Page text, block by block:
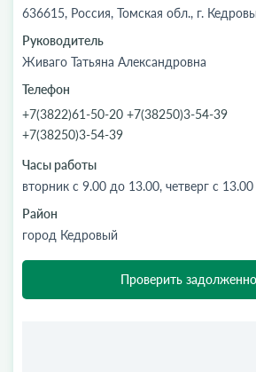
636615, Россия, Томская обл., г.
Руководитель
Живаго Татьяна Александровна
Телефон
+7(3822)61-50-20 +7(38250)3-54-39
+7(38250)3-54-39
Часы работы
вторник с 9.00 до 13.00, четверг с
Район
город Кедровый
Проверить